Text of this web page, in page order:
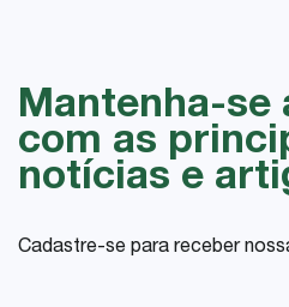
Mantenha-se
com as
notícias e
Cadastre-se para receber